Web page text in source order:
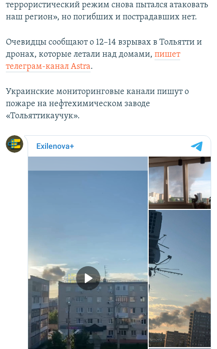
террористический режим снова пытался атаковать
наш регион», но погибших и пострадавших нет.
Очевидцы сообщают о 12–14 взрывах в Тольятти и
дронах, которые летали над домами, пишет
телеграм-канал Astra.
Украинские мониторинговые канали пишут о
пожаре на нефтехимическом заводе
«Тольяттикаучук».